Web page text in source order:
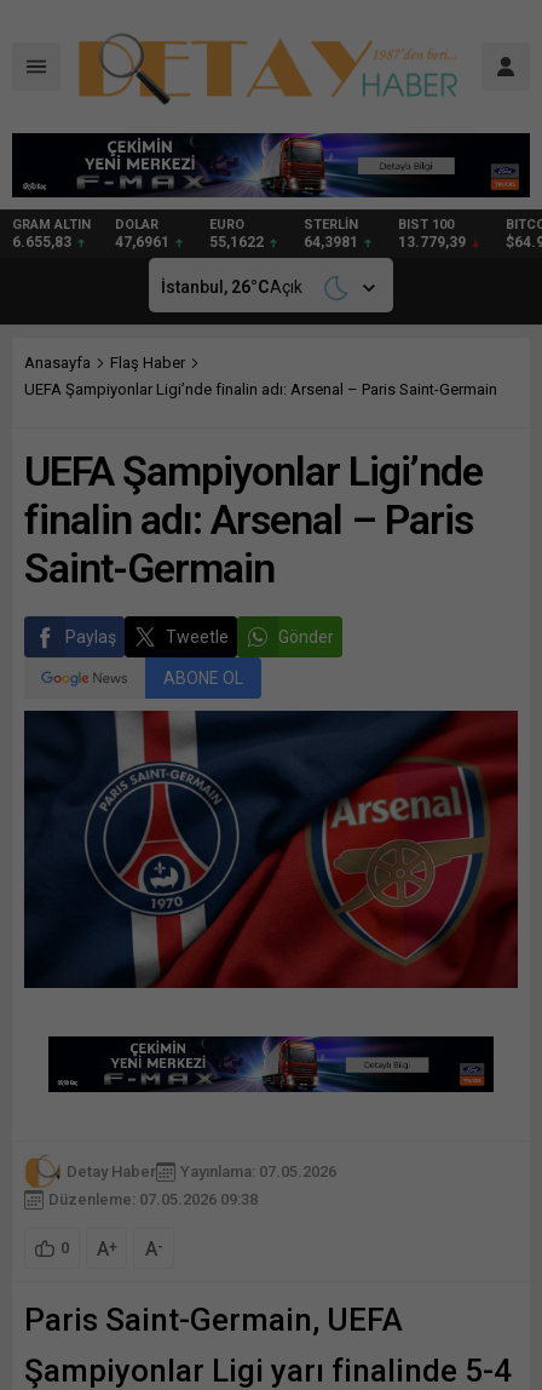
DOLAR
47,6961
EURO
55,1622
STERLİN
64,3981
BIST 100
13.779,39
BITCOIN
$64.995 97,40
İstanbul, 26°CAçık
Anasayfa
Flaş Haber
UEFA Şampiyonlar Ligi’nde finalin adı: Arsenal – Paris Saint-Germain
UEFA Şampiyonlar Ligi’nde
finalin adı: Arsenal – Paris
Saint-Germain
Paylaş Tweetle Gönder
ABONE OL
Detay Haber
Yayınlama: 07.05.2026
Düzenleme: 07.05.2026 09:38
0 A+ A-
Paris Saint-Germain, UEFA
Şampiyonlar Ligi yarı finalinde 5-4